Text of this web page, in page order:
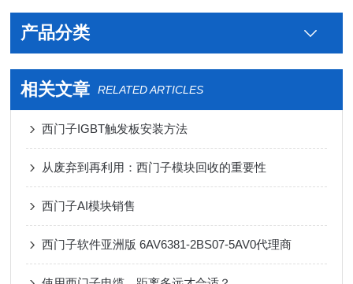
产品分类
相关文章 RELATED ARTICLES
西门子IGBT触发板安装方法
从废弃到再利用：西门子模块回收的重要性
西门子AI模块销售
西门子软件亚洲版 6AV6381-2BS07-5AV0代理商